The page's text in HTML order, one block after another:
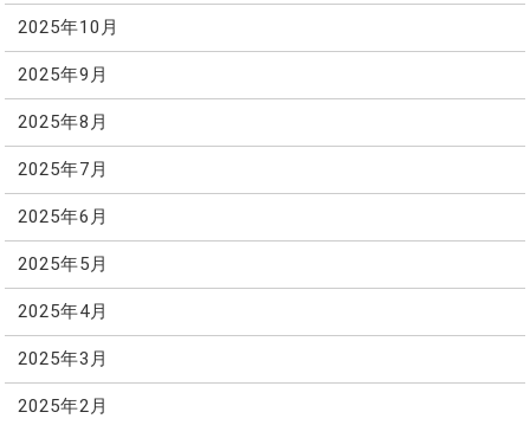
2025年10月
2025年9月
2025年8月
2025年7月
2025年6月
2025年5月
2025年4月
2025年3月
2025年2月